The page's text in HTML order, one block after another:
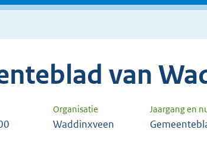
van
Organisatie Jaargang en
Waddinxveen